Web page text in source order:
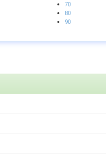
70
80
90